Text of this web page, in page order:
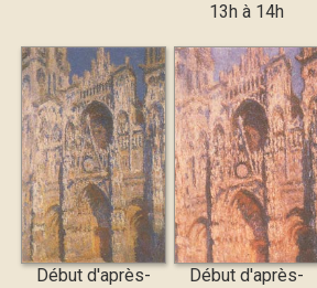
13h à 14h
Début d'après-
Début d'après-